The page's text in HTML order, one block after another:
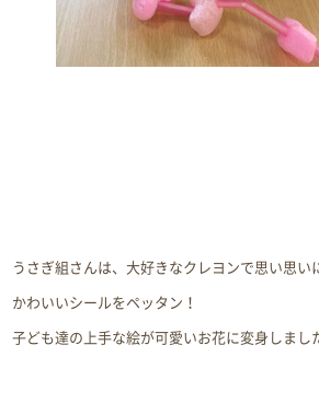
うさぎ組さんは、大好きなクレヨンで思い思
かわいいシールをペッタン！
子ども達の上手な絵が可愛いお花に変身しまし